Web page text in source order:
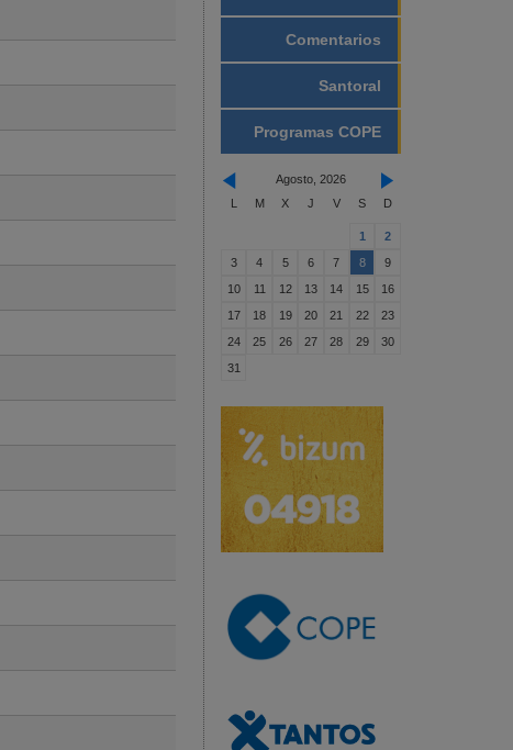
Comentarios
Santoral
Programas COPE
Agosto, 2026
L
M X J V S D
1
2
3
4 5 6 7 8
9
10
11 12 13 14 15
16
17
18 19 20 21 22
23
24
25 26 27 28 29
30
31